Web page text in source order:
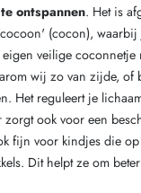
ontspannen. Het is
(cocon), waarbij
veilige coconnetje
wij zo van zijde, of
Het reguleert je
zorgt ook voor een
fijn voor kindjes die op
Dit helpt ze om